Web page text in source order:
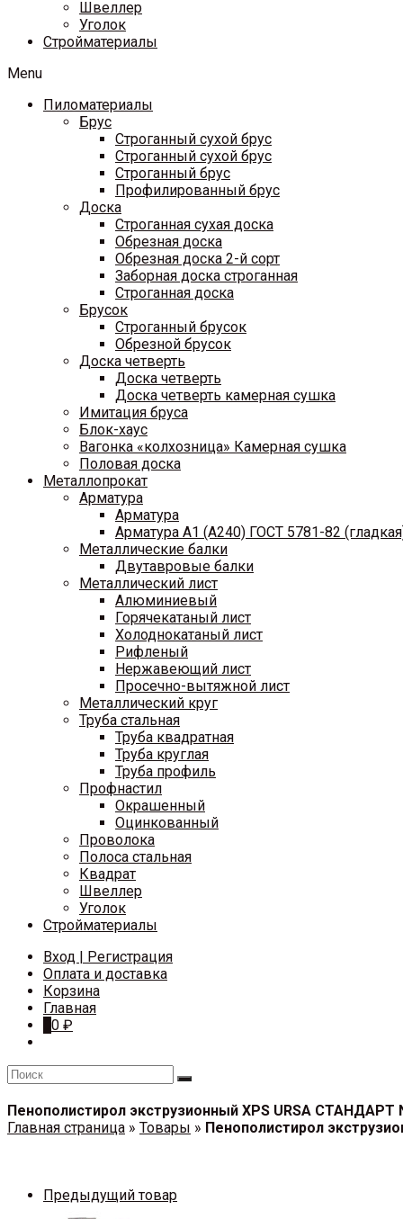
Швеллер
Уголок
Стройматериалы
Menu
Пиломатериалы
Брус
Строганный сухой брус
Строганный сухой брус
Строганный брус
Профилированный брус
Доска
Строганная сухая доска
Обрезная доска
Обрезная доска 2-й сорт
Заборная доска строганная
Строганная доска
Брусок
Строганный брусок
Обрезной брусок
Доска четверть
Доска четверть
Доска четверть камерная сушка
Имитация бруса
Блок-хаус
Вагонка «колхозница» Камерная сушка
Половая доска
Металлопрокат
Арматура
Арматура
Арматура A1 (A240) ГОСТ 5781-82
Металлические балки
Двутавровые балки
Металлический лист
Алюминиевый
Горячекатаный лист
Холоднокатаный лист
Рифленый
Нержавеющий лист
Просечно-вытяжной лист
Металлический круг
Труба стальная
Труба квадратная
Труба круглая
Труба профиль
Профнастил
Окрашенный
Оцинкованный
Проволока
Полоса стальная
Квадрат
Швеллер
Уголок
Стройматериалы
Вход | Регистрация
Оплата и доставка
Корзина
Главная
0 ₽
Пенополистирол экструзионный XPS URSA СТАНДАРТ
Главная страница » Товары » Пенополистирол
Предыдущий товар